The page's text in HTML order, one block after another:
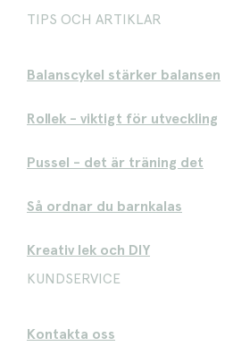
TIPS OCH ARTIKLAR
Balanscykel stärker balansen
Rollek - viktigt för utveckling
Pussel - det är träning det
Så ordnar du barnkalas
Kreativ lek och DIY
KUNDSERVICE
Kontakta oss